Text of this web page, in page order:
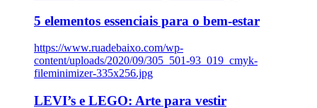
5 elementos essenciais para o bem-estar
https://www.ruadebaixo.com/wp-
content/uploads/2020/09/305_501-93_019_cmyk-
fileminimizer-335x256.jpg
LEVI’s e LEGO: Arte para vestir